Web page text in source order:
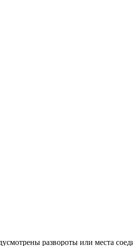
развороты или места